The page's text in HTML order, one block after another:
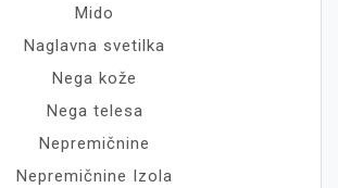
Mido
Naglavna svetilka
Nega kože
Nega telesa
Nepremičnine
Nepremičnine Izola